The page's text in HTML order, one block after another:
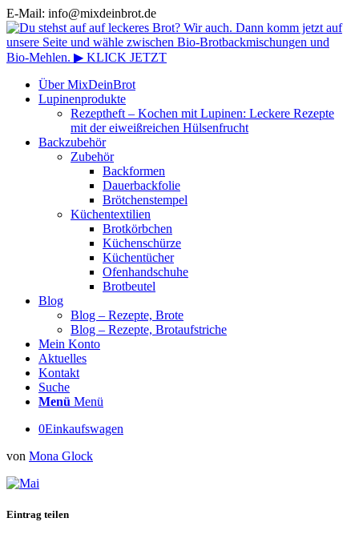
E-Mail: info@mixdeinbrot.de
Über MixDeinBrot
Lupinenprodukte
Rezeptheft – Kochen mit Lupinen: Leckere Rezepte
mit der eiweißreichen Hülsenfrucht
Backzubehör
Zubehör
Backformen
Dauerbackfolie
Brötchenstempel
Küchentextilien
Brotkörbchen
Küchenschürze
Küchentücher
Ofenhandschuhe
Brotbeutel
Blog
Blog – Rezepte, Brote
Blog – Rezepte, Brotaufstriche
Mein Konto
Aktuelles
Kontakt
Suche
Menü Menü
0Einkaufswagen
von Mona Glock
Eintrag teilen